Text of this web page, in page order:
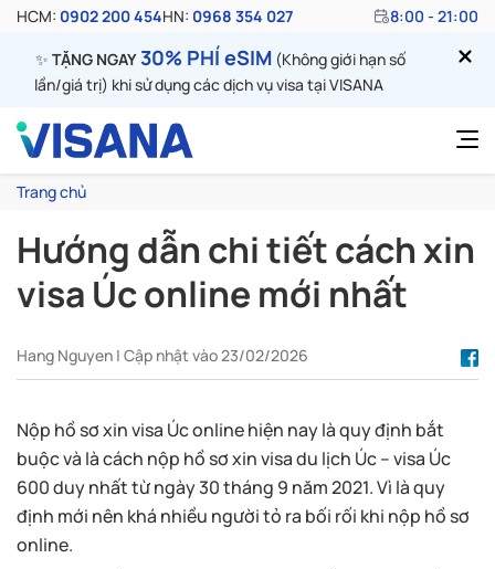
HCM: 0902 200 454HN: 0968 354 027 8:00 - 21:00
✨ TẶNG NGAY30% PHÍ eSIM (Không giới hạn số
lần/giá trị) khi sử dụng các dịch vụ visa tại VISANA
Trang chủ
Hướng dẫn chi tiết cách xin
visa Úc online mới nhất
Hang Nguyen | Cập nhật vào 23/02/2026
Nộp hồ sơ xin visa Úc online hiện nay là quy định bắt
buộc và là cách nộp hồ sơ xin visa du lịch Úc – visa Úc
600 duy nhất từ ngày 30 tháng 9 năm 2021. Vì là quy
định mới nên khá nhiều người tỏ ra bối rối khi nộp hồ sơ
online.